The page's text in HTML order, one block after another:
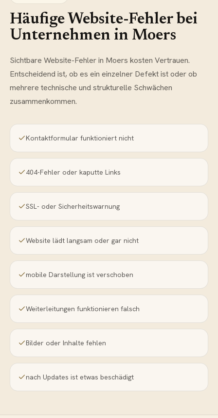
Häufige Website-Fehler bei
Unternehmen in Moers
Sichtbare Website-Fehler in Moers kosten Vertrauen.
Entscheidend ist, ob es ein einzelner Defekt ist oder ob
mehrere technische und strukturelle Schwächen
zusammenkommen.
Kontaktformular funktioniert nicht
404-Fehler oder kaputte Links
SSL- oder Sicherheitswarnung
Website lädt langsam oder gar nicht
mobile Darstellung ist verschoben
Weiterleitungen funktionieren falsch
Bilder oder Inhalte fehlen
nach Updates ist etwas beschädigt